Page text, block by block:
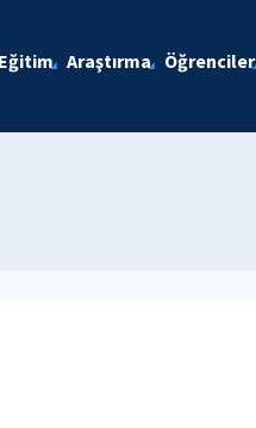
Eğitim Araştırma Öğrenciler